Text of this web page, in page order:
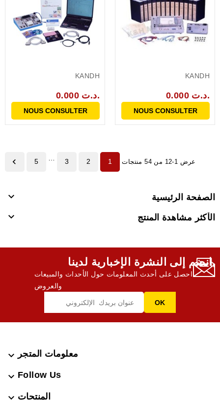
KANDH
0.000 د.ت.
NOUS CONSULTER
KANDH
0.000 د.ت.
NOUS CONSULTER
عرض 1-12 من 54 منتجات 1
2
3
5

الصفحة الرئيسية 
الأكثر مشاهدة المنتج 
انضم إلى النشرة الإخبارية لدينا,
احصل على أحدث المعلومات حول الأحداث والمبيعات
والعروض
معلومات المتجر 
Follow Us

المنتجات